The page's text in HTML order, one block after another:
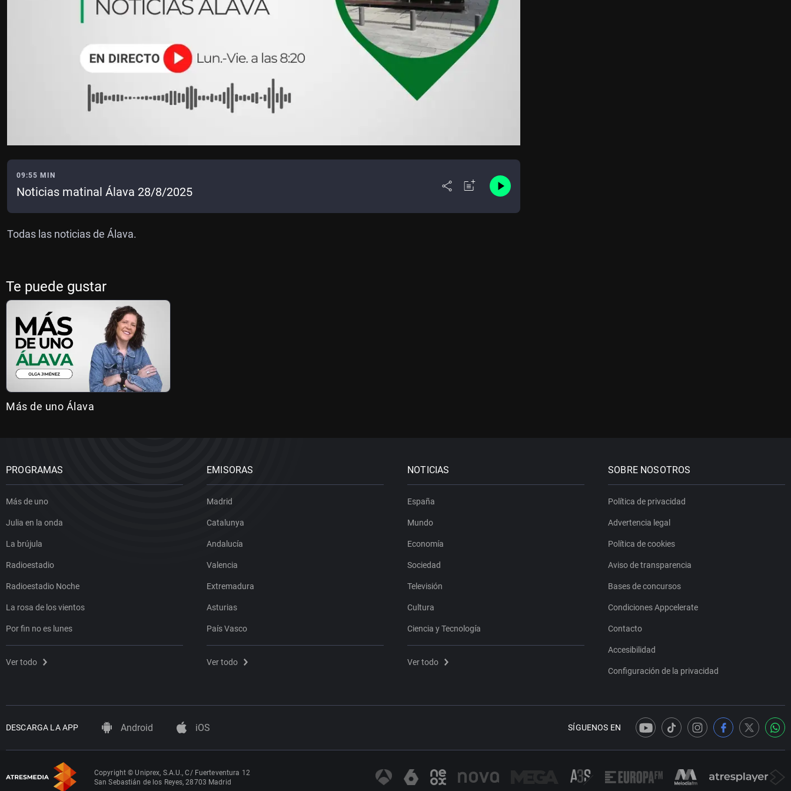
09:55 MIN
Noticias matinal Álava 28/8/2025
Todas las noticias de Álava.
Te puede gustar
Más de uno Álava
PROGRAMAS
Más de uno
Julia en la onda
La brújula
Radioestadio
Radioestadio Noche
La rosa de los vientos
Por fin no es lunes
Ver todo
EMISORAS
Madrid
Catalunya
Andalucía
Valencia
Extremadura
Asturias
País Vasco
Ver todo
NOTICIAS
España
Mundo
Economía
Sociedad
Televisión
Cultura
Ciencia y Tecnología
Ver todo
SOBRE NOSOTROS
Política de privacidad
Advertencia legal
Política de cookies
Aviso de transparencia
Bases de concursos
Condiciones Appcelerate
Contacto
Accesibilidad
Configuración de la privacidad
DESCARGA LA APP Android iOS SÍGUENOS EN
Copyright © Uniprex, S.A.U., C/ Fuerteventura 12
San Sebastián de los Reyes, 28703 Madrid